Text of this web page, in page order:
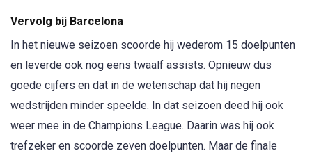
Vervolg bij Barcelona
In het nieuwe seizoen scoorde hij wederom 15 doelpunten
en leverde ook nog eens twaalf assists. Opnieuw dus
goede cijfers en dat in de wetenschap dat hij negen
wedstrijden minder speelde. In dat seizoen deed hij ook
weer mee in de Champions League. Daarin was hij ook
trefzeker en scoorde zeven doelpunten. Maar de finale